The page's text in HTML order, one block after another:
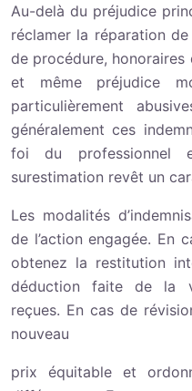
Au-delà du préjudice
réclamer la réparation
de procédure, honoraires
et même préjudice
particulièrement
généralement ces
foi du professionnel
surestimation revêt un
Les modalités
de l’action engagée. En
obtenez la restitution
déduction faite de la
reçues. En cas de
nouveau
prix équitable et